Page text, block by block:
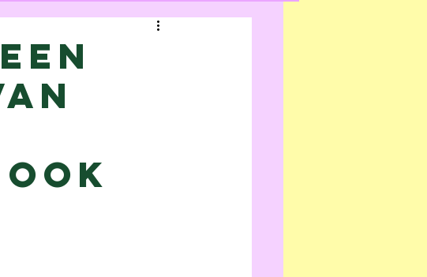
Review
Elke Vanoost